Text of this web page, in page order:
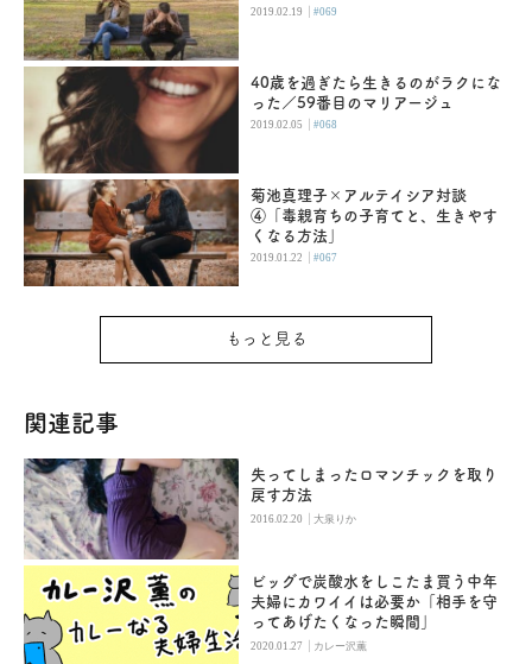
2019.02.19 |#069
40歳を過ぎたら生きるのがラクにな
った／59番目のマリアージュ
2019.02.05 |#068
菊池真理子×アルテイシア対談
④「毒親育ちの子育てと、生きやす
くなる方法」
2019.01.22 |#067
もっと見る
関連記事
失ってしまったロマンチックを取り
戻す方法
2016.02.20 |大泉りか
ビッグで炭酸水をしこたま買う中年
夫婦にカワイイは必要か「相手を守
ってあげたくなった瞬間」
2020.01.27 | カレー沢薫